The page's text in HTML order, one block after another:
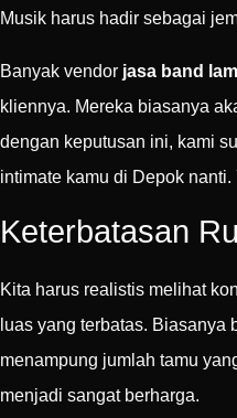
Musik harus hadir sebagai
Banyak vendor jasa band
kliennya. Mereka biasanya
dengan keputusan ini, kami
intimate kamu di Depok
Keterbatasan
Kita harus realistis melihat
luas yang terbatas.
menampung jumlah tamu
menjadi sangat berharga.